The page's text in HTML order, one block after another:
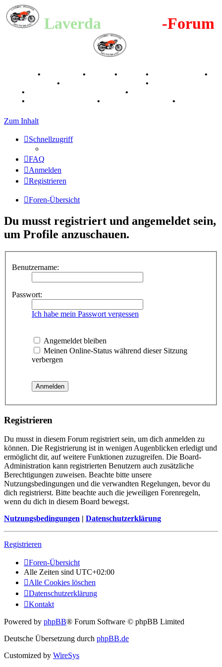
Laverda -Forum
• • • •
•
• •
• •
• • •
Zum Inhalt
Schnellzugriff
FAQ
Anmelden
Registrieren
Foren-Übersicht
Du musst registriert und angemeldet sein,
um Profile anzuschauen.
Benutzername:
Passwort:
Ich habe mein Passwort vergessen
Angemeldet bleiben
Meinen Online-Status während dieser Sitzung
verbergen
Registrieren
Du musst in diesem Forum registriert sein, um dich anmelden zu
können. Die Registrierung ist in wenigen Augenblicken erledigt und
ermöglicht dir, auf weitere Funktionen zuzugreifen. Die Board-
Administration kann registrierten Benutzern auch zusätzliche
Berechtigungen zuweisen. Beachte bitte unsere
Nutzungsbedingungen und die verwandten Regelungen, bevor du
dich registrierst. Bitte beachte auch die jeweiligen Forenregeln,
wenn du dich in diesem Board bewegst.
Nutzungsbedingungen | Datenschutzerklärung
Registrieren
Foren-Übersicht
Alle Zeiten sind UTC+02:00
Alle Cookies löschen
Datenschutzerklärung
Kontakt
Powered by phpBB® Forum Software © phpBB Limited
Deutsche Übersetzung durch phpBB.de
Customized by WireSys